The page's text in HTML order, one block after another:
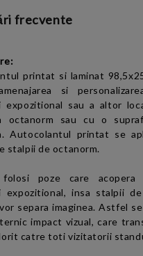
frecvente
printat si laminat
si
expozitional sau a altor
octanorm sau cu o
Autocolantul printat se
stalpii de octanorm.
poze care acopera
expozitional, insa stalpii
separa imaginea. Astfel
impact vizual, care
catre toti vizitatorii